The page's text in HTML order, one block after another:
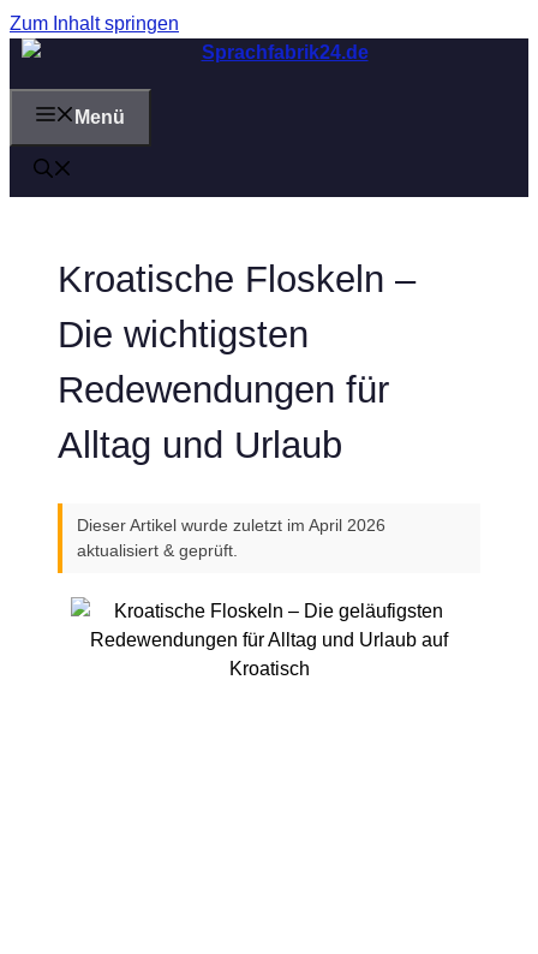
Zum Inhalt springen
Menü
Kroatische Floskeln –
Die wichtigsten
Redewendungen für
Alltag und Urlaub
Dieser Artikel wurde zuletzt im April 2026
aktualisiert & geprüft.